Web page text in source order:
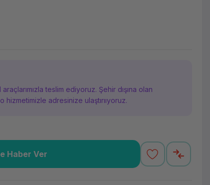
teslim ediyoruz. Şehir dışına olan
adresinize ulaştırııyoruz.
Haber Ver